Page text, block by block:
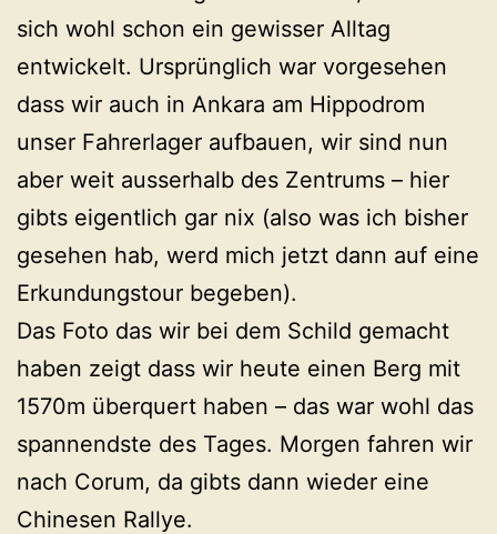
sich wohl schon ein gewisser Alltag
entwickelt. Ursprünglich war vorgesehen
dass wir auch in Ankara am Hippodrom
unser Fahrerlager aufbauen, wir sind nun
aber weit ausserhalb des Zentrums – hier
gibts eigentlich gar nix (also was ich bisher
gesehen hab, werd mich jetzt dann auf eine
Erkundungstour begeben).
Das Foto das wir bei dem Schild gemacht
haben zeigt dass wir heute einen Berg mit
1570m überquert haben – das war wohl das
spannendste des Tages. Morgen fahren wir
nach Corum, da gibts dann wieder eine
Chinesen Rallye.